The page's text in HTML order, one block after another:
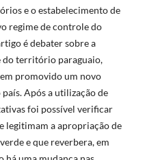
e o estabelecimento de
regime de controle do
é debater sobre a
do território paraguaio,
promovido um novo
Após a utilização de
foi possível verificar
legitimam a apropriação de
e que reverbera, em